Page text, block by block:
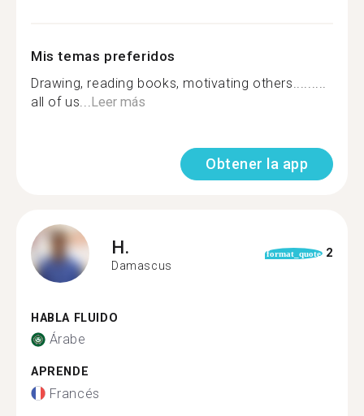
Mis temas preferidos
Drawing, reading books, motivating others.........
all of us... Leer más
Obtener la app
H.
Damascus
format_quote 2
HABLA FLUIDO
Árabe
APRENDE
Francés